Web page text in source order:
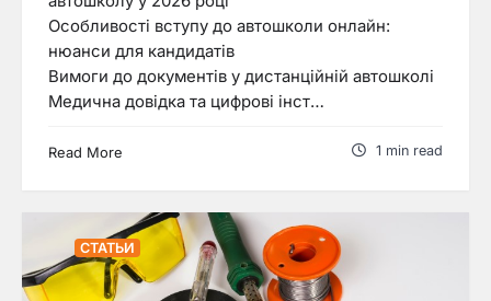
Особливості вступу до автошколи онлайн:
нюанси для кандидатів
Вимоги до документів у дистанційній автошколі
Медична довідка та цифрові інст…
Read More 1 min read
СТАТЬИ